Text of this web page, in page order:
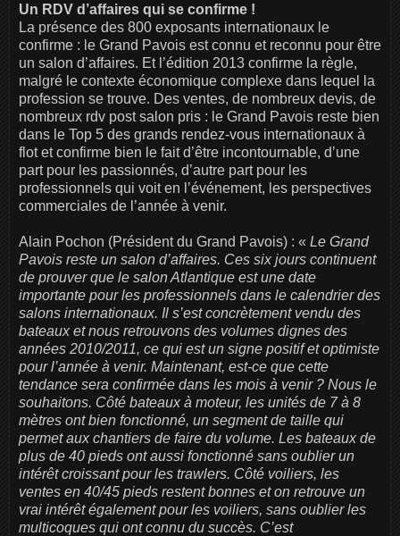
Un RDV d’affaires qui se confirme !
La présence des 800 exposants internationaux le
confirme : le Grand Pavois est connu et reconnu pour être
un salon d’affaires. Et l’édition 2013 confirme la règle,
malgré le contexte économique complexe dans lequel la
profession se trouve. Des ventes, de nombreux devis, de
nombreux rdv post salon pris : le Grand Pavois reste bien
dans le Top 5 des grands rendez-vous internationaux à
flot et confirme bien le fait d’être incontournable, d’une
part pour les passionnés, d’autre part pour les
professionnels qui voit en l’événement, les perspectives
commerciales de l’année à venir.
Alain Pochon (Président du Grand Pavois) : « Le Grand
Pavois reste un salon d’affaires. Ces six jours continuent
de prouver que le salon Atlantique est une date
importante pour les professionnels dans le calendrier des
salons internationaux. Il s’est concrètement vendu des
bateaux et nous retrouvons des volumes dignes des
années 2010/2011, ce qui est un signe positif et optimiste
pour l’année à venir. Maintenant, est-ce que cette
tendance sera confirmée dans les mois à venir ? Nous le
souhaitons. Côté bateaux à moteur, les unités de 7 à 8
mètres ont bien fonctionné, un segment de taille qui
permet aux chantiers de faire du volume. Les bateaux de
plus de 40 pieds ont aussi fonctionné sans oublier un
intérêt croissant pour les trawlers. Côté voiliers, les
ventes en 40/45 pieds restent bonnes et on retrouve un
vrai intérêt également pour les voiliers, sans oublier les
multicoques qui ont connu du succès. C’est